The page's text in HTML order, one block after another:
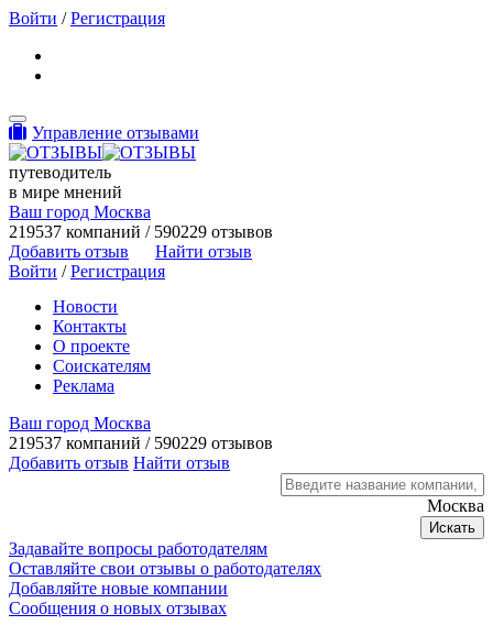
Войти /Регистрация
Toggle navigation
Управление отзывами
путеводитель
в мире мнений
Ваш город Москва
219537 компаний / 590229 отзывов
Добавить отзыв
Найти отзыв
Войти /Регистрация
Новости
Контакты
О проекте
Соискателям
Реклама
Ваш город Москва
219537 компаний / 590229 отзывов
Добавить отзыв Найти отзыв
Москва
Искать
Задавайте вопросы работодателям
Оставляйте свои отзывы о работодателях
Добавляйте новые компании
Сообщения о новых отзывах